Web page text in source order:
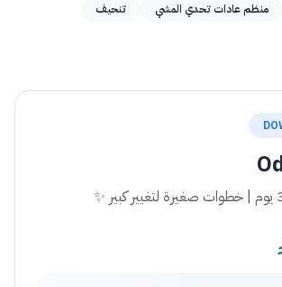
منظم عادات تحدي المشي
تنحيف